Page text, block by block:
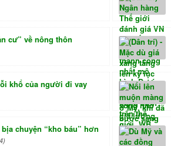
cư” về nông thôn
khổ của người đi vay
chuyện “kho báu” hơn